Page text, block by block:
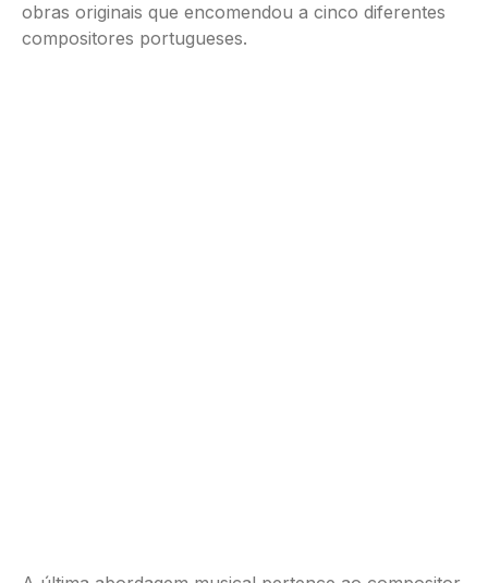
obras originais que encomendou a cinco diferentes
compositores portugueses.